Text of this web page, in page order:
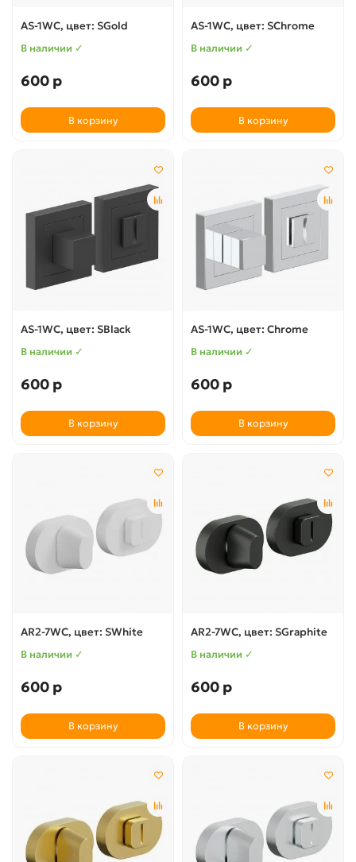
AS-1WC, цвет: SGold
В наличии ✓
600 р
В корзину
AS-1WC, цвет: SChrome
В наличии ✓
600 р
В корзину
AS-1WC, цвет: SBlack
В наличии ✓
600 р
В корзину
AS-1WC, цвет: Chrome
В наличии ✓
600 р
В корзину
AR2-7WC, цвет: SWhite
В наличии ✓
600 р
В корзину
AR2-7WC, цвет: SGraphite
В наличии ✓
600 р
В корзину